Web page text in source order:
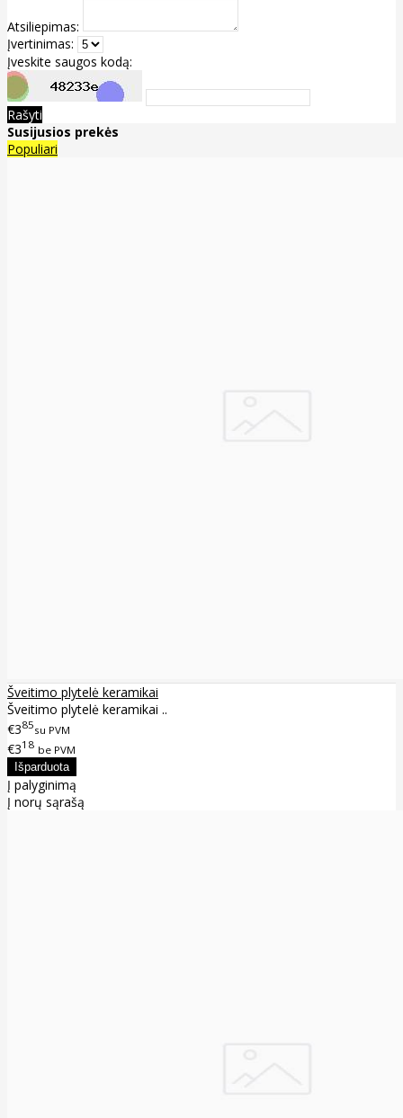
Atsiliepimas:
Įvertinimas:
Įveskite saugos kodą:
Rašyti
Susijusios prekės
Populiari
Šveitimo plytelė keramikai
Šveitimo plytelė keramikai ..
€385su PVM
€318 be PVM
Į palyginimą
Į norų sąrašą